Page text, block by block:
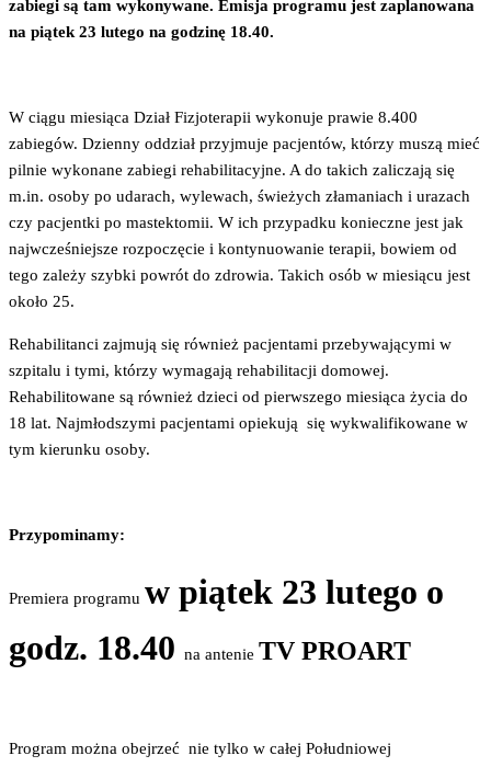
zabiegi są tam wykonywane. Emisja programu jest zaplanowana
na piątek 23 lutego na godzinę 18.40.
W ciągu miesiąca Dział Fizjoterapii wykonuje prawie 8.400
zabiegów. Dzienny oddział przyjmuje pacjentów, którzy muszą mieć
pilnie wykonane zabiegi rehabilitacyjne. A do takich zaliczają się
m.in. osoby po udarach, wylewach, świeżych złamaniach i urazach
czy pacjentki po mastektomii. W ich przypadku konieczne jest jak
najwcześniejsze rozpoczęcie i kontynuowanie terapii, bowiem od
tego zależy szybki powrót do zdrowia. Takich osób w miesiącu jest
około 25.
Rehabilitanci zajmują się również pacjentami przebywającymi w
szpitalu i tymi, którzy wymagają rehabilitacji domowej.
Rehabilitowane są również dzieci od pierwszego miesiąca życia do
18 lat. Najmłodszymi pacjentami opiekują się wykwalifikowane w
tym kierunku osoby.
Przypominamy:
Premiera programu w piątek 23 lutego o
godz. 18.40 na antenie TV PROART
Program można obejrzeć nie tylko w całej Południowej